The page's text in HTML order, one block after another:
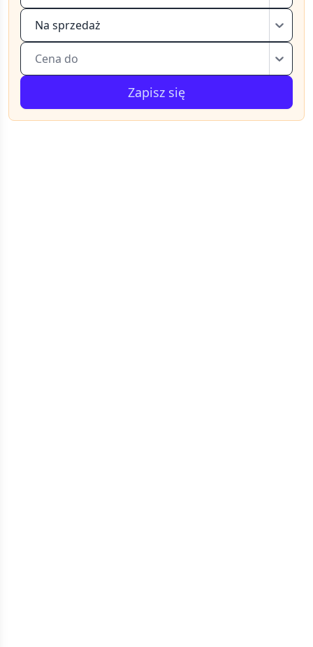
Na sprzedaż
Cena do
Zapisz się